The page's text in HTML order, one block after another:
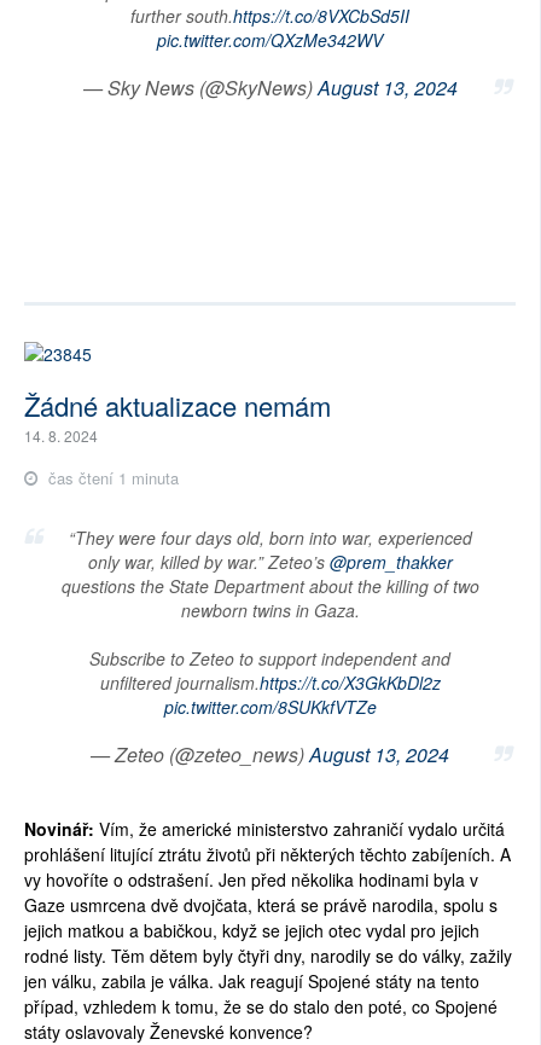
further south.https://t.co/8VXCbSd5II
pic.twitter.com/QXzMe342WV
— Sky News (@SkyNews)August 13, 2024
Žádné aktualizace nemám
14. 8. 2024
čas čtení 1 minuta
“They were four days old, born into war, experienced
only war, killed by war.” Zeteo’s @prem_thakker
questions the State Department about the killing of two
newborn twins in Gaza.
Subscribe to Zeteo to support independent and
unfiltered journalism.https://t.co/X3GkKbDl2z
pic.twitter.com/8SUKkfVTZe
— Zeteo (@zeteo_news)August 13, 2024
Novinář: Vím, že americké ministerstvo zahraničí vydalo určitá
prohlášení litující ztrátu životů při některých těchto zabíjeních. A
vy hovoříte o odstrašení. Jen před několika hodinami byla v
Gaze usmrcena dvě dvojčata, která se právě narodila, spolu s
jejich matkou a babičkou, když se jejich otec vydal pro jejich
rodné listy. Těm dětem byly čtyři dny, narodily se do války, zažily
jen válku, zabila je válka. Jak reagují Spojené státy na tento
případ, vzhledem k tomu, že se do stalo den poté, co Spojené
státy oslavovaly Ženevské konvence?